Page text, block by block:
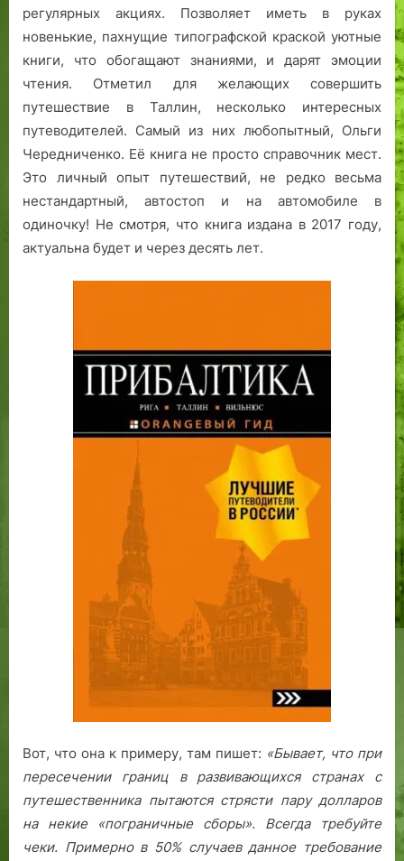
регулярных акциях. Позволяет иметь в руках
новенькие, пахнущие типографской краской уютные
книги, что обогащают знаниями, и дарят эмоции
чтения. Отметил для желающих совершить
путешествие в Таллин, несколько интересных
путеводителей. Самый из них любопытный, Ольги
Чередниченко. Её книга не просто справочник мест.
Это личный опыт путешествий, не редко весьма
нестандартный, автостоп и на автомобиле в
одиночку! Не смотря, что книга издана в 2017 году,
актуальна будет и через десять лет.
Вот, что она к примеру, там пишет: «Бывает, что при
пересечении границ в развивающихся странах с
путешественника пытаются стрясти пару долларов
на некие «пограничные сборы». Всегда требуйте
чеки. Примерно в 50% случаев данное требование